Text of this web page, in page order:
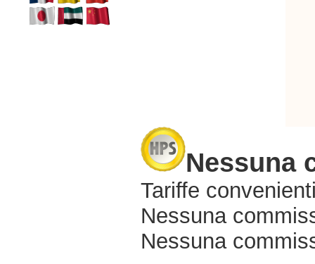
Nessuna
Tariffe
Nessuna
Nessuna